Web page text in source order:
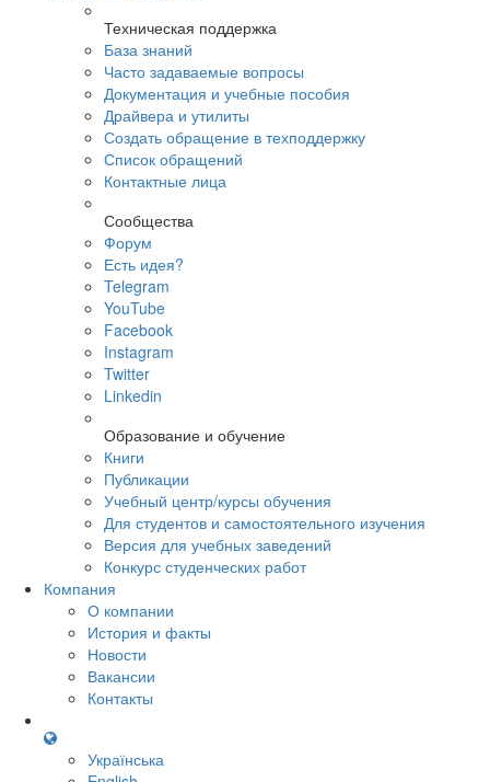
Техническая поддержка
База знаний
Часто задаваемые вопросы
Документация и учебные пособия
Драйвера и утилиты
Создать обращение в техподдержку
Список обращений
Контактные лица
Сообщества
Форум
Есть идея?
Telegram
YouTube
Facebook
Instagram
Twitter
Linkedin
Образование и обучение
Книги
Публикации
Учебный центр/курсы обучения
Для студентов и самостоятельного изучения
Версия для учебных заведений
Конкурс студенческих работ
Компания
О компании
История и факты
Новости
Вакансии
Контакты
Українська